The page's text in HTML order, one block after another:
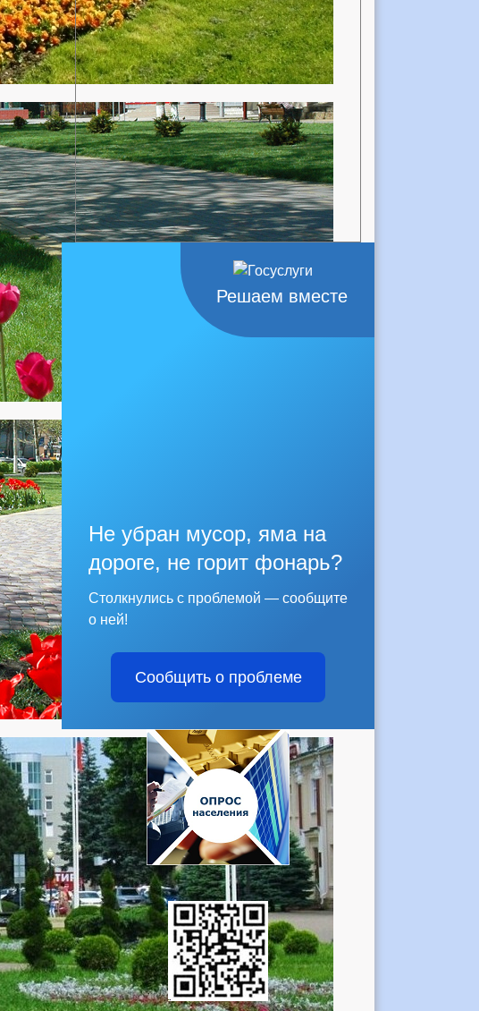
Решаем вместе
Не убран мусор, яма на
дороге, не горит фонарь?
Столкнулись с проблемой — сообщите
о ней!
Сообщить о проблеме